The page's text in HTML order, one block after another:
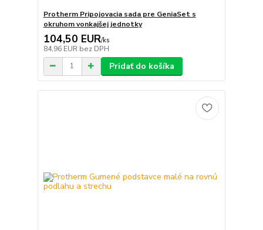
Protherm Pripojovacia sada pre GeniaSet s
okruhom vonkajšej jednotky
104,50 EUR/ks
84,96 EUR bez DPH
Pridať do košíka